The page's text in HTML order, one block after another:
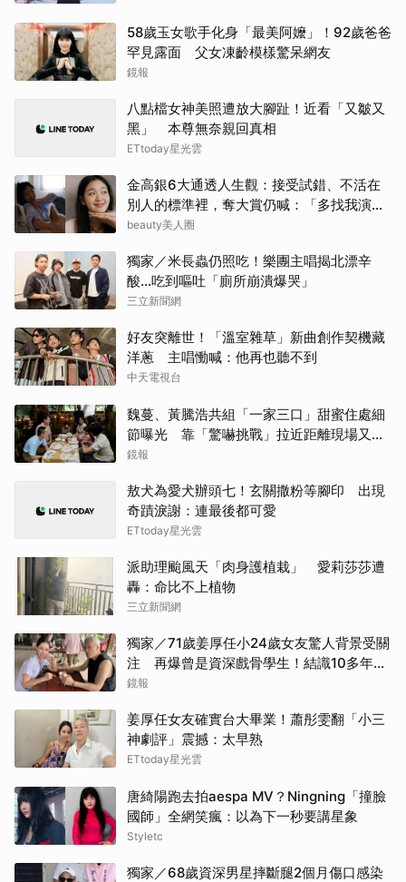
58歲玉女歌手化身「最美阿嬤」！92歲爸爸
罕見露面 父女凍齡模樣驚呆網友
鏡報
八點檔女神美照遭放大腳趾！近看「又皺又
黑」 本尊無奈親回真相
ETtoday星光雲
金高銀6大通透人生觀：接受試錯、不活在
別人的標準裡，奪大賞仍喊：「多找我演
戲！」
beauty美人圈
獨家／米長蟲仍照吃！樂團主唱揭北漂辛
酸…吃到嘔吐「廁所崩潰爆哭」
三立新聞網
好友突離世！「溫室雜草」新曲創作契機藏
洋蔥 主唱慟喊：他再也聽不到
中天電視台
魏蔓、黃騰浩共組「一家三口」甜蜜住處細
節曝光 靠「驚嚇挑戰」拉近距離現場又叫
又笑
鏡報
敖犬為愛犬辦頭七！玄關撒粉等腳印 出現
奇蹟淚謝：連最後都可愛
ETtoday星光雲
派助理颱風天「肉身護植栽」 愛莉莎莎遭
轟：命比不上植物
三立新聞網
獨家／71歲姜厚任小24歲女友驚人背景受關
注 再爆曾是資深戲骨學生！結識10多年私
下為人曝光
鏡報
姜厚任女友確實台大畢業！蕭彤雯翻「小三
神劇評」震撼：太早熟
ETtoday星光雲
唐綺陽跑去拍aespa MV？Ningning「撞臉
國師」全網笑瘋：以為下一秒要講星象
Styletc
獨家／68歲資深男星摔斷腿2個月傷口感染